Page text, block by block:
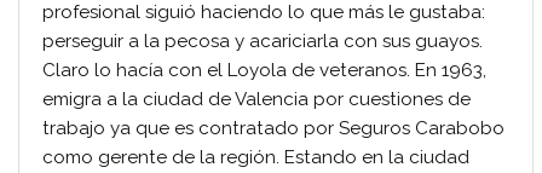
profesional siguió haciendo lo que más le gustaba:
perseguir a la pecosa y acariciarla con sus guayos.
Claro lo hacía con el Loyola de veteranos. En 1963,
emigra a la ciudad de Valencia por cuestiones de
trabajo ya que es contratado por Seguros Carabobo
como gerente de la región. Estando en la ciudad